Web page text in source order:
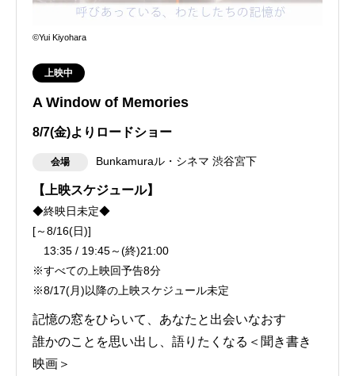
©Yui Kiyohara
上映中
A Window of Memories
8/7(金)よりロードショー
会場 Bunkamuraル・シネマ 渋谷宮下
【上映スケジュール】
◆終映日未定◆
[～8/16(日)]
13:35 / 19:45～(終)21:00
※すべての上映回予告8分
※8/17(月)以降の上映スケジュール未定
記憶の窓をひらいて、あなたと出会いなおす
誰かのことを思い出し、語りたくなる＜聞き書き
映画＞